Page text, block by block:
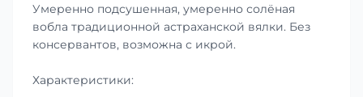
Умеренно подсушенная, умеренно солёная
вобла традиционной астраханской вялки. Без
консервантов, возможна с икрой.
Характеристики: